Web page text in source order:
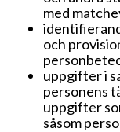
med
och
uppgifter i
personens
uppgifter
såsom